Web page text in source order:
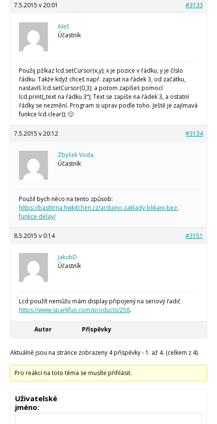
7.5.2015 v 20:01 #3133
Aleš
Účastník
Použij pžíkaz lcd.setCursor(x,y); x je pozice v řádku, y je číslo
řádku. Takže když chceš např. zapsat na řádek 3, od začátku,
nastavíš lcd.setCursor(0,3); a potom zapíšeš pomocí
lcd.print(„text na řádku 3“); Text se zapíše na řádek 3, a ostatní
řádky se nezmění. Program si uprav podle toho. Ještě je zajímavá
funkce lcd.clear(); 🙂
7.5.2015 v 20:12 #3134
Zbyšek Voda
Účastník
Použil bych něco na tento způsob:
https://bastlirna.hwkitchen.cz/arduino-zaklady-blikani-bez-
funkce-delay/
8.5.2015 v 0:14 #3151
JakubD
Účastník
Lcd použít nemůžu mám display připojený na seriový řadič
https://www.sparkfun.com/products/258.
Autor Příspěvky
Aktuálně jsou na stránce zobrazeny 4 příspěvky - 1. až 4. (celkem z 4)
Pro reakci na toto téma se musíte přihlásit.
Uživatelské
jméno: